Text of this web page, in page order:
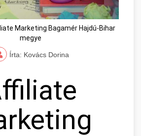
Marketing Bagamér Hajdú-Bihar
megye
Írta: Kovács Dorina